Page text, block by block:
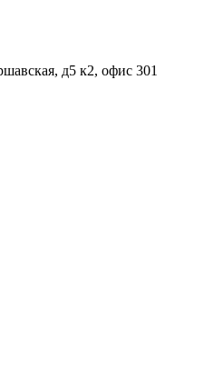
д5 к2, офис 301